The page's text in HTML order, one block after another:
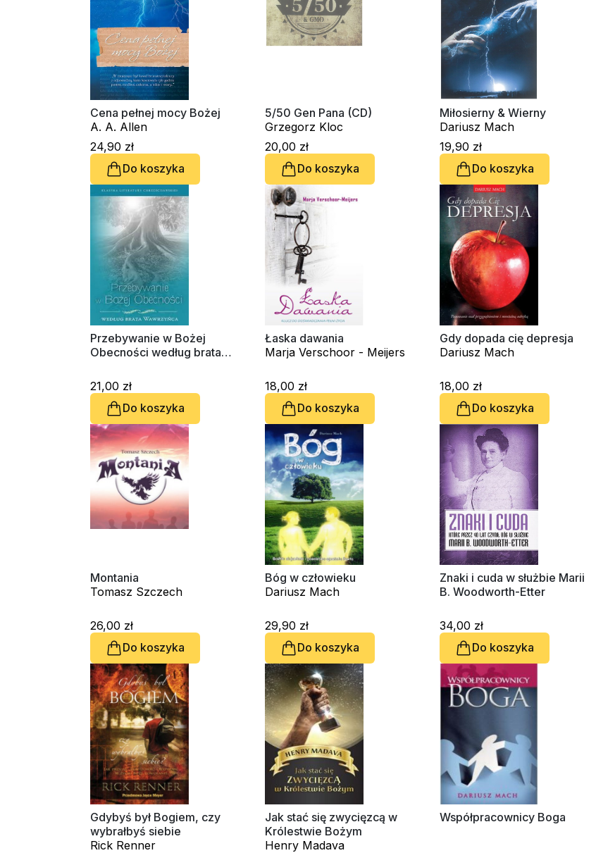
Cena pełnej mocy Bożej
A. A. Allen
24,90 zł
Do koszyka
5/50 Gen Pana (CD)
Grzegorz Kloc
20,00 zł
Do koszyka
Miłosierny & Wierny
Dariusz Mach
19,90 zł
Do koszyka
Przebywanie w Bożej
Obecności według brata
21,00 zł
Do koszyka
Łaska dawania
Marja Verschoor - Meijers
18,00 zł
Do koszyka
Gdy dopada cię depresja
Dariusz Mach
18,00 zł
Do koszyka
Montania
Tomasz Szczech
26,00 zł
Do koszyka
Bóg w człowieku
Dariusz Mach
29,90 zł
Do koszyka
Znaki i cuda w służbie Marii
B. Woodworth-Etter
34,00 zł
Do koszyka
Gdybyś był Bogiem, czy
wybrałbyś siebie
Rick Renner
Jak stać się zwycięzcą w
Królestwie Bożym
Henry Madava
Współpracownicy Boga